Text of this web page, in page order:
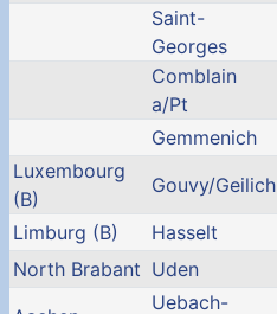
Saint-
Georges
Comblain
a/Pt
Gemmenich
Luxembourg
(B)
Gouvy/Geilich
Limburg (B) Hasselt
North Brabant Uden
Uebach-